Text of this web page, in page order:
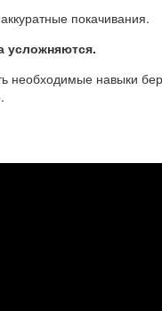
покачивания.
усложняются.
необходимые навыки